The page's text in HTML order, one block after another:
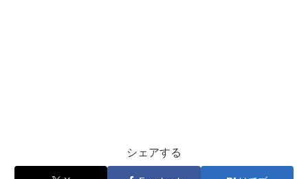
シェアする